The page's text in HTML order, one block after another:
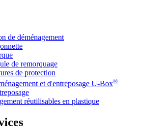
de déménagement
de remorquage
de protection
et d'entreposage U-Box®
réutilisables en plastique